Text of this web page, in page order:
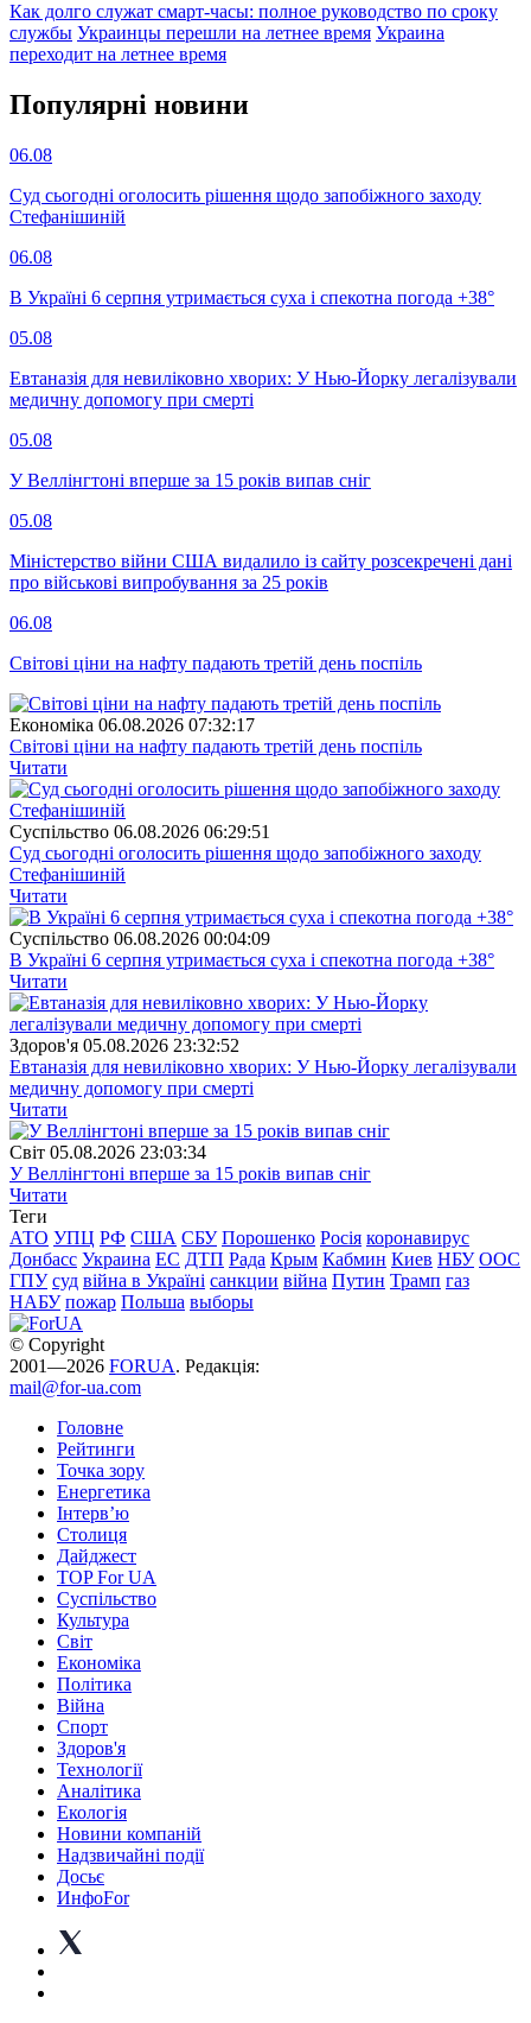
Как долго служат смарт-часы: полное руководство по сроку
службы Украинцы перешли на летнее время Украина
переходит на летнее время
Популярнi новини
06.08
Суд сьогодні оголосить рішення щодо запобіжного заходу
Стефанішиній
06.08
В Україні 6 серпня утримається суха і спекотна погода +38°
05.08
Евтаназія для невиліковно хворих: У Нью-Йорку легалізували
медичну допомогу при смерті
05.08
У Веллінгтоні вперше за 15 років випав сніг
05.08
Міністерство війни США видалило із сайту розсекречені дані
про військові випробування за 25 років
06.08
Світові ціни на нафту падають третій день поспіль
Економіка 06.08.2026 07:32:17
Світові ціни на нафту падають третій день поспіль
Читати
Суспiльство 06.08.2026 06:29:51
Суд сьогодні оголосить рішення щодо запобіжного заходу
Стефанішиній
Читати
Суспiльство 06.08.2026 00:04:09
В Україні 6 серпня утримається суха і спекотна погода +38°
Читати
Здоров'я 05.08.2026 23:32:52
Евтаназія для невиліковно хворих: У Нью-Йорку легалізували
медичну допомогу при смерті
Читати
Свiт 05.08.2026 23:03:34
У Веллінгтоні вперше за 15 років випав сніг
Читати
Теги
АТО УПЦ РФ США СБУ Порошенко Росія коронавирус
Донбасс Украина ЕС ДТП Рада Крым Кабмин Киев НБУ ООС
ГПУ суд війна в Україні санкции війна Путин Трамп газ
НАБУ пожар Польша выборы
© Copyright
2001—2026 FORUA. Редакція:
mail@for-ua.com
Головне
Рейтинги
Точка зору
Енергетика
Інтерв’ю
Столиця
Дайджест
TOP For UA
Суспiльство
Культура
Світ
Економіка
Політика
Війна
Спорт
Здоров'я
Технології
Аналітика
Екологія
Новини компаній
Надзвичайні події
Досьє
ИнфоFor